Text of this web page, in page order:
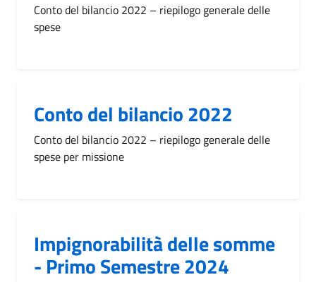
Conto del bilancio 2022 – riepilogo generale delle
spese
Conto del bilancio 2022
Conto del bilancio 2022 – riepilogo generale delle
spese per missione
Impignorabilità delle somme
- Primo Semestre 2024